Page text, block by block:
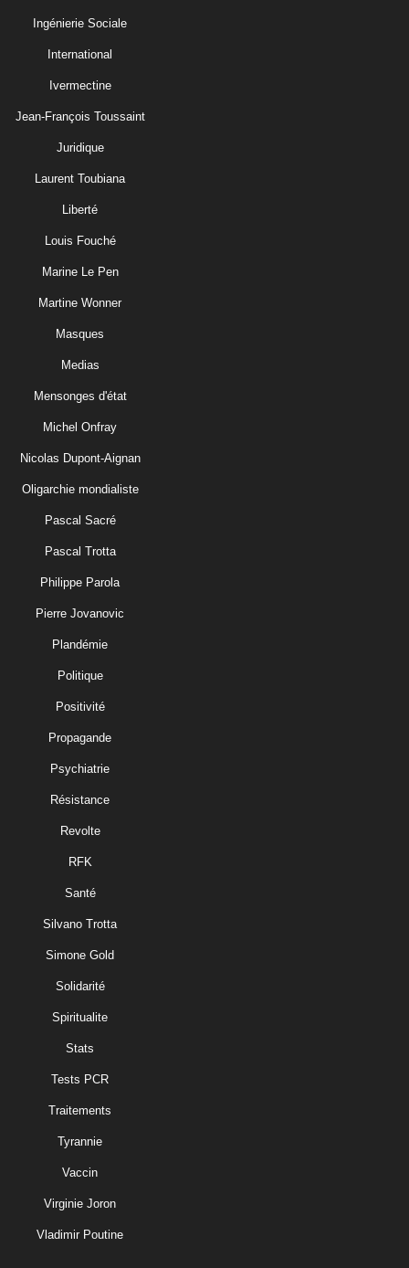
Ingénierie Sociale
International
Ivermectine
Jean-François Toussaint
Juridique
Laurent Toubiana
Liberté
Louis Fouché
Marine Le Pen
Martine Wonner
Masques
Medias
Mensonges d'état
Michel Onfray
Nicolas Dupont-Aignan
Oligarchie mondialiste
Pascal Sacré
Pascal Trotta
Philippe Parola
Pierre Jovanovic
Plandémie
Politique
Positivité
Propagande
Psychiatrie
Résistance
Revolte
RFK
Santé
Silvano Trotta
Simone Gold
Solidarité
Spiritualite
Stats
Tests PCR
Traitements
Tyrannie
Vaccin
Virginie Joron
Vladimir Poutine